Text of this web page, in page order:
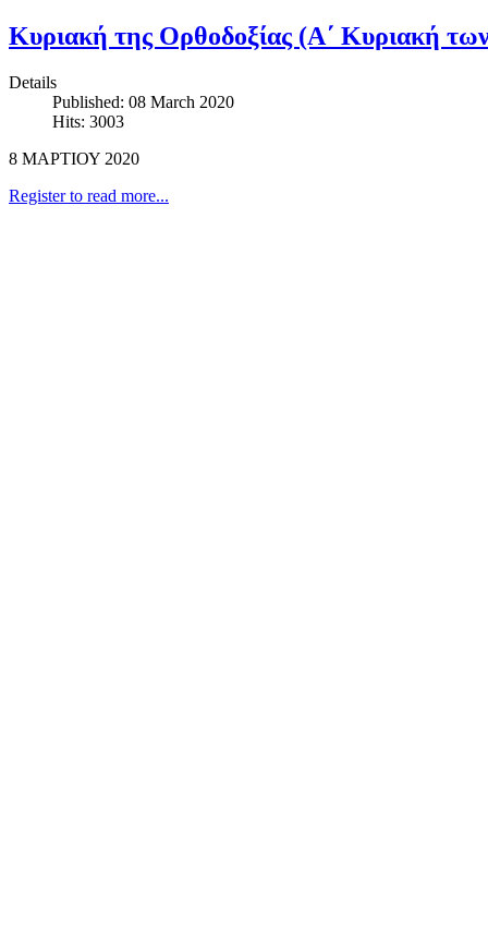
Κυριακή της Ορθοδοξίας (Α΄ Κυριακή
Details
Published: 08 March 2020
Hits: 3003
8 ΜΑΡΤΙΟΥ 2020
Register to read more...